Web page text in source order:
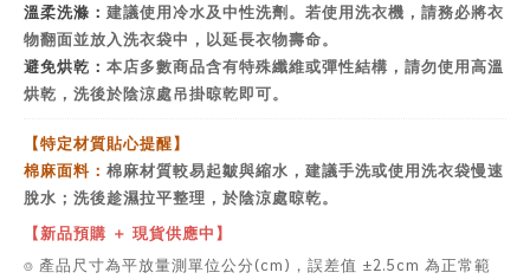
溫柔洗滌： 建議使用冷水及中性洗劑。若使用洗衣機，請務必將衣
物翻面並放入洗衣袋中，以延長衣物壽命。
避免烘乾： 本店多數商品含有特殊纖維或彈性結構，請勿使用高溫
烘乾，洗後於陰涼處吊掛晾乾即可。
【特定材質貼心提醒】
棉麻面料： 棉麻材質較易起皺與縮水，建議手洗或使用洗衣袋慢速
脫水；洗後趁濕拉平整理，於陰涼處晾乾。
【新品預購 ＋ 現貨供應中】
⌾ 產品尺寸為平放量測單位公分(cm)，誤差值 ±2.5cm 為正常範